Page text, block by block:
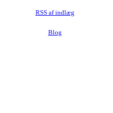
RSS af indlæg
Blog